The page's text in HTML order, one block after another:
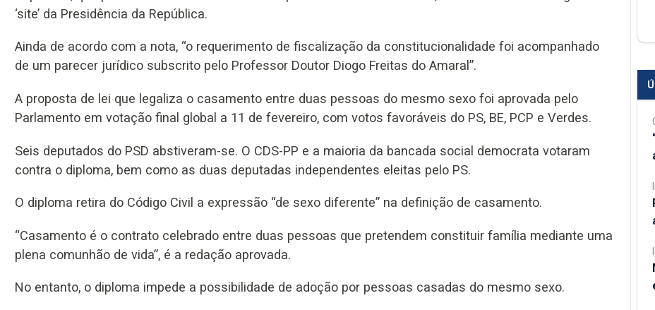
‘site’ da Presidência da República.
Ainda de acordo com a nota, “o requerimento de fiscalização da constitucionalidade foi acompanhado
de um parecer jurídico subscrito pelo Professor Doutor Diogo Freitas do Amaral”.
A proposta de lei que legaliza o casamento entre duas pessoas do mesmo sexo foi aprovada pelo
Parlamento em votação final global a 11 de fevereiro, com votos favoráveis do PS, BE, PCP e Verdes.
Seis deputados do PSD abstiveram-se. O CDS-PP e a maioria da bancada social democrata votaram
contra o diploma, bem como as duas deputadas independentes eleitas pelo PS.
O diploma retira do Código Civil a expressão “de sexo diferente” na definição de casamento.
“Casamento é o contrato celebrado entre duas pessoas que pretendem constituir família mediante uma
plena comunhão de vida”, é a redação aprovada.
No entanto, o diploma impede a possibilidade de adoção por pessoas casadas do mesmo sexo.